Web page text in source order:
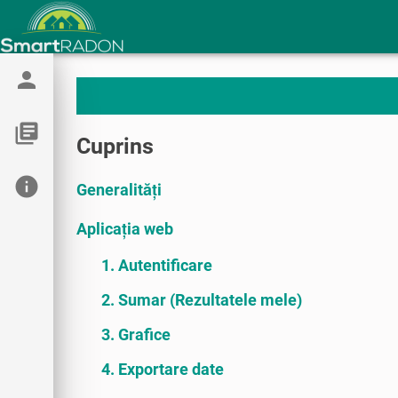
person
library_books
info
Cuprins
Generalități
Aplicația web
1. Autentificare
2. Sumar (Rezultatele mele)
3. Grafice
4. Exportare date